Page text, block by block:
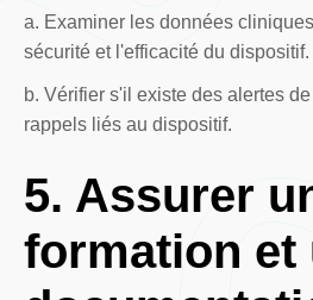
a. Examiner les données
sécurité et l'efficacité du dispositif.
b. Vérifier s'il existe des alertes
rappels liés au dispositif.
5. Assurer
formation et